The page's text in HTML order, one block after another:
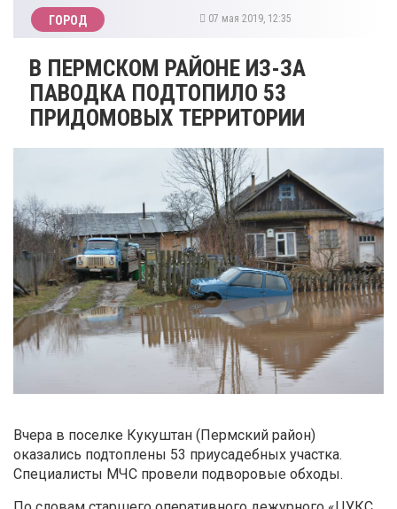
ГОРОД 07 мая 2019, 12:35
​В ПЕРМСКОМ РАЙОНЕ ИЗ-ЗА
ПАВОДКА ПОДТОПИЛО 53
ПРИДОМОВЫХ ТЕРРИТОРИИ
Вчера в поселке Кукуштан (Пермский район)
оказались подтоплены 53 приусадебных участка.
Специалисты МЧС провели подворовые обходы.